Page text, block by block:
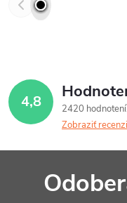
4,8
2420 hodnotení
Zobraziť